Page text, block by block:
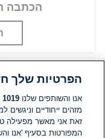
הכתבה הזו
תגובות
אין עדיין תגובות.
הפרטיות שלך
אנו והשותפים שלנו1019
מזהים ייחודיים
זאת אני מאשר מפעילה
המפורטות בסעיף 'אנו